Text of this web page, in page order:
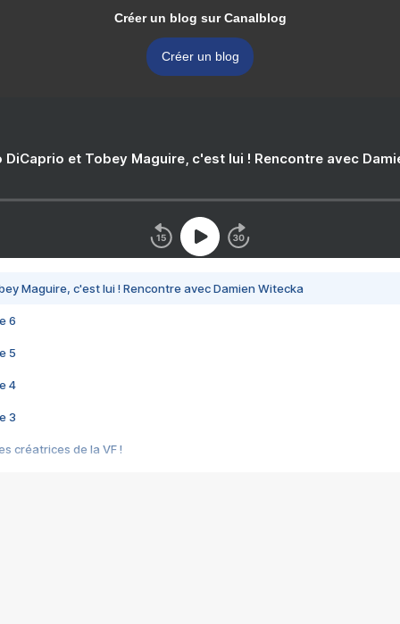
Créer un blog sur Canalblog
Créer un blog
DiCaprio et Tobey Maguire, c'est lui ! Rencontre avec
Maguire, c'est lui ! Rencontre avec Damien Witecka
6
5
4
3
créatrices de la VF !